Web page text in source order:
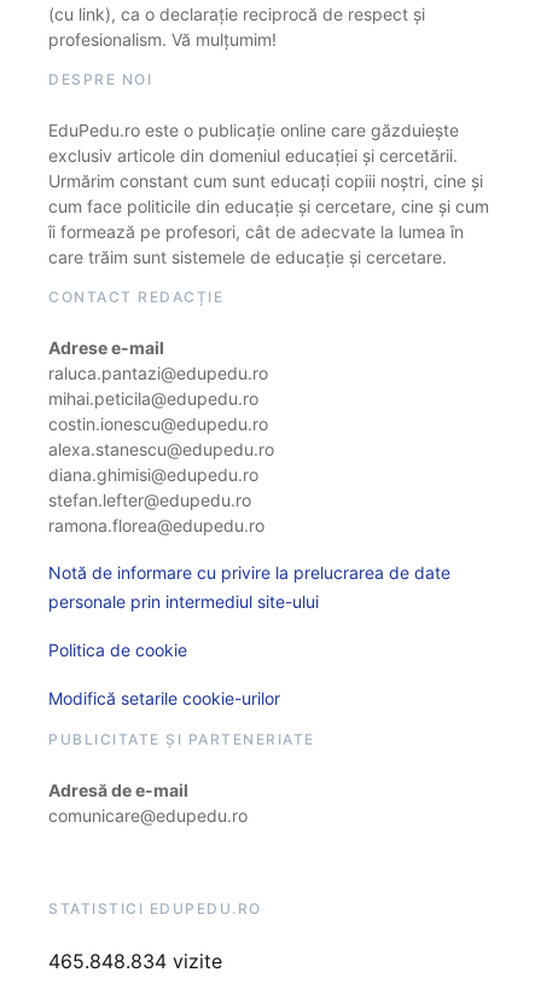
(cu link), ca o declarație reciprocă de respect și
profesionalism. Vă mulțumim!
DESPRE NOI
EduPedu.ro este o publicație online care găzduiește
exclusiv articole din domeniul educației și cercetării.
Urmărim constant cum sunt educați copiii noștri, cine și
cum face politicile din educație și cercetare, cine și cum
îi formează pe profesori, cât de adecvate la lumea în
care trăim sunt sistemele de educație și cercetare.
CONTACT REDACȚIE
Adrese e-mail
raluca.pantazi@edupedu.ro
mihai.peticila@edupedu.ro
costin.ionescu@edupedu.ro
alexa.stanescu@edupedu.ro
diana.ghimisi@edupedu.ro
stefan.lefter@edupedu.ro
ramona.florea@edupedu.ro
Notă de informare cu privire la prelucrarea de date
personale prin intermediul site-ului
Politica de cookie
Modifică setarile cookie-urilor
PUBLICITATE ȘI PARTENERIATE
Adresă de e-mail
comunicare@edupedu.ro
STATISTICI EDUPEDU.RO
465.848.834 vizite